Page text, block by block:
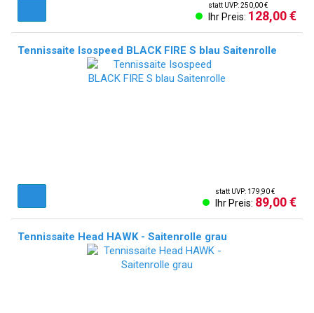
statt UVP: 250,00 €
Ihr Preis: 128,00 €
Tennissaite Isospeed BLACK FIRE S blau Saitenrolle
statt UVP: 179,90 €
Ihr Preis: 89,00 €
Tennissaite Head HAWK - Saitenrolle grau